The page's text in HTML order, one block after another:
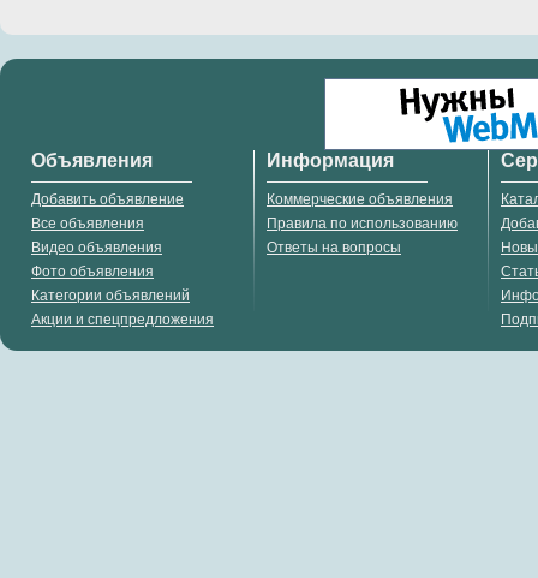
Объявления
Добавить объявление
Все объявления
Видео объявления
Фото объявления
Категории объявлений
Акции и спецпредложения
Информация
Коммерческие объявления
Правила по использованию
Ответы на вопросы